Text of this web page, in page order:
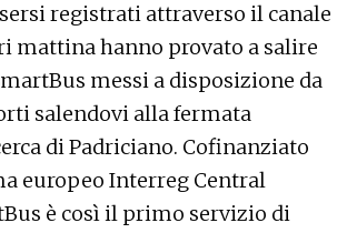
registrati attraverso il canale
mattina hanno provato a salire
messi a disposizione da
salendovi alla fermata
di Padriciano. Cofinanziato
europeo Interreg Central
è così il primo servizio di